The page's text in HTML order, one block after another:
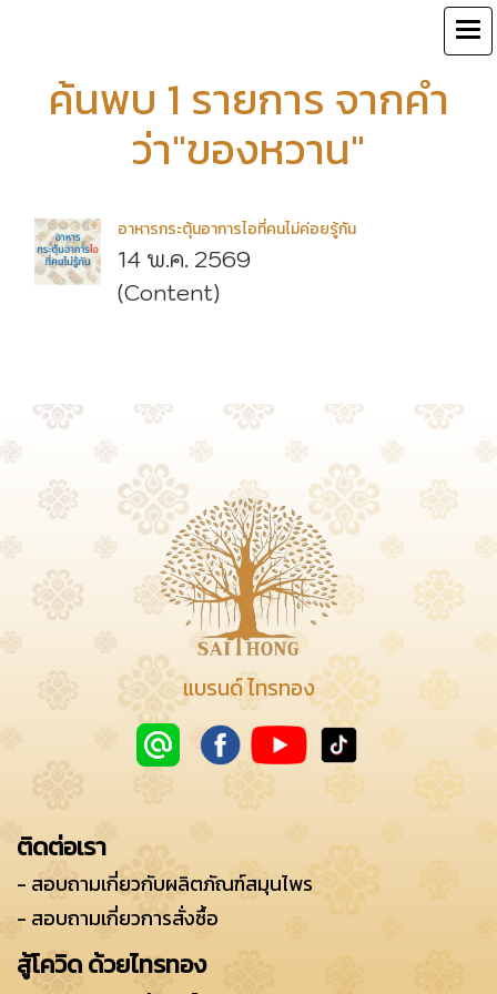
ค้นพบ 1 รายการ จากคำ
ว่า"ของหวาน"
อาหารกระตุ้นอาการไอที่คนไม่ค่อยรู้กัน
14 พ.ค. 2569
(Content)
แบรนด์ ไทรทอง
ติดต่อเรา
- สอบถามเกี่ยวกับผลิตภัณฑ์สมุนไพร
- สอบถามเกี่ยวการสั่งซื้อ
สู้โควิด ด้วยไทรทอง